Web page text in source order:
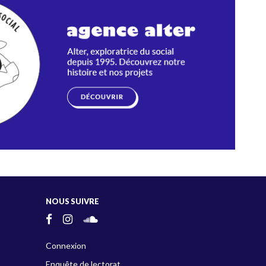
NOUS SUIVRE
Connexion
Enquête de lectorat